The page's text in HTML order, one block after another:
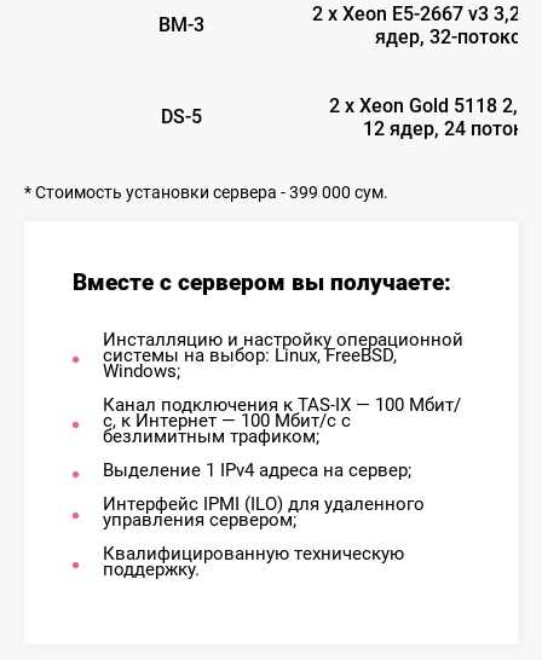
BM-3
2 х Xeon E5-2667 v3 3,20
ядер, 32-потоков
DS-5
2 х Xeon Gold 5118
12 ядер, 24
* Стоимость установки сервера - 399 000 сум.
Вместе с сервером вы получаете:
Инсталляцию и настройку операционной
системы на выбор: Linux, FreeBSD,
Windows;
Канал подключения к TAS-IX — 100 Mбит/
с, к Интернет — 100 Mбит/с с
безлимитным трафиком;
Выделение 1 IPv4 адреса на сервер;
Интерфейс IPMI (ILO) для удаленного
управления сервером;
Квалифицированную техническую
поддержку.